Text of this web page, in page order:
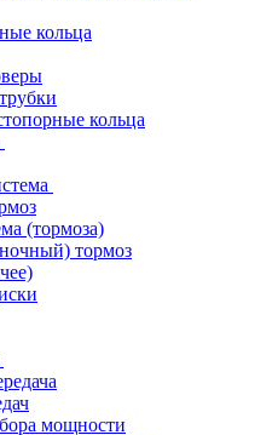
кольца
кольца
(тормоза)
тормоз
мощности